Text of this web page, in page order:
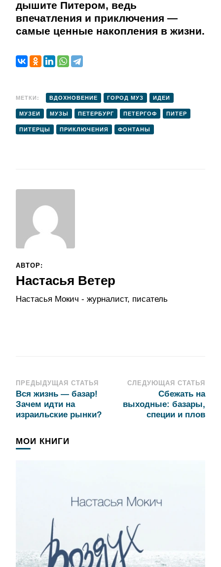
дышите Питером, ведь
впечатления и приключения —
самые ценные накопления в жизни.
МЕТКИ: ВДОХНОВЕНИЕ ГОРОД МУЗ ИДЕИ
МУЗЕИ МУЗЫ ПЕТЕРБУРГ ПЕТЕРГОФ ПИТЕР
ПИТЕРЦЫ ПРИКЛЮЧЕНИЯ ФОНТАНЫ
АВТОР:
Настасья Ветер
Настасья Мокич - журналист, писатель
Навигация
по
записям
ПРЕДЫДУЩАЯ СТАТЬЯ
Вся жизнь — базар!
Зачем идти на
израильские рынки?
СЛЕДУЮЩАЯ СТАТЬЯ
Сбежать на
выходные: базары,
специи и плов
МОИ КНИГИ